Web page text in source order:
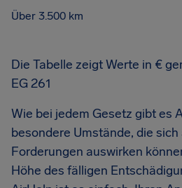
Über 3.500 km
Die Tabelle zeigt Werte in €
EG 261
Wie bei jedem Gesetz gibt es
besondere Umstände, die
Forderungen auswirken
Höhe des fälligen